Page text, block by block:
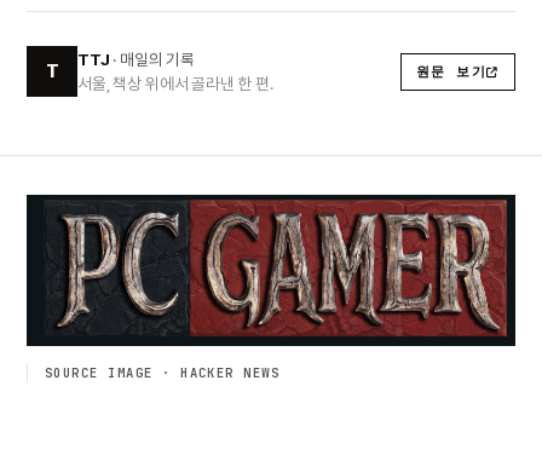
T
TTJ · 매일의 기록
서울, 책상 위에서 골라낸 한 편.
원문 보기
SOURCE IMAGE · HACKER NEWS